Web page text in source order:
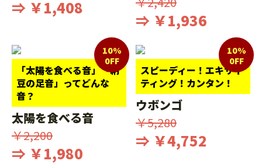
⇒ ￥1,408
⇒ ￥1,936
「太陽を食べる音」「納
豆の足音」ってどんな
音？
10%
0FF
太陽を食べる音
￥2,200
⇒ ￥1,980
スピーディー！エキサイ
ティング！カンタン！
10%
0FF
ウボンゴ
￥5,280
⇒ ￥4,752